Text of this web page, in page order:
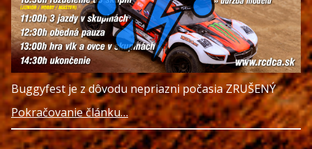
Buggyfest je z dôvodu nepriazni počasia ZRUŠENÝ
Pokračovanie článku…